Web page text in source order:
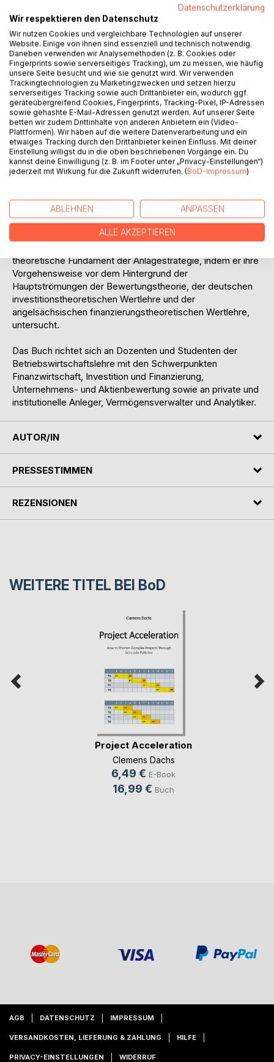
BESCHREIBUNG
Um ihre Anlageziele bestmöglich zu erreichen, wird sowohl
institutionellen als auch privaten Investoren daran gelegen
sein, dass sich ihre Anlageentscheidungen auf ein
widerspruchsfreies und betriebswirtschaftlich schlüssiges
theoretisches Fundament stützen. Vor diesem Hintergrund
erstaunt es, dass selbst etablierte Anlagestrategien bislang
kaum einer bewertungstheoretischen Prüfung unterzogen
worden sind. Christoph Venitz nimmt eine solche Prüfung
empirische Forschung in diesem Bereich und zeigt im
Anschluss die gravierenden Defizite der
Forschungsmethodik im Allgemeinen und der einschlägigen
theoretische Fundament der Anlagestrategie, indem er ihre
Vorgehensweise vor dem Hintergrund der
Hauptströmungen der Bewertungstheorie, der deutschen
investitionstheoretischen Wertlehre und der
angelsächsischen finanzierungstheoretischen Wertlehre,
untersucht.
Das Buch richtet sich an Dozenten und Studenten der
Betriebswirtschaftslehre mit den Schwerpunkten
Finanzwirtschaft, Investition und Finanzierung,
Unternehmens- und Aktienbewertung sowie an private und
institutionelle Anleger, Vermögensverwalter und Analytiker.
AUTOR/IN
PRESSESTIMMEN
REZENSIONEN
WEITERE TITEL BEI BoD
Project Acceleration
Clemens Dachs
6,49 € E-Book
16,99 € Buch
AGB DATENSCHUTZ IMPRESSUM
VERSANDKOSTEN, LIEFERUNG & ZAHLUNG HILFE
PRIVACY-EINSTELLUNGEN WIDERRUF
Datenschutzerklärung
Wir respektieren den Datenschutz
Wir nutzen Cookies und vergleichbare Technologien auf unserer
Website. Einige von ihnen sind essenziell und technisch notwendig.
Daneben verwenden wir Analysemethoden (z. B. Cookies oder
Fingerprints sowie serverseitiges Tracking), um zu messen, wie häufig
unsere Seite besucht und wie sie genutzt wird. Wir verwenden
Trackingtechnologien zu Marketingzwecken und setzen hierzu
serverseitiges Tracking sowie auch Drittanbieter ein, wodurch ggf.
geräteübergreifend Cookies, Fingerprints, Tracking-Pixel, IP-Adressen
sowie gehashte E-Mail-Adressen genutzt werden. Auf unserer Seite
betten wir zudem Drittinhalte von anderen Anbietern ein (Video-
Plattformen). Wir haben auf die weitere Datenverarbeitung und ein
etwaiges Tracking durch den Drittanbieter keinen Einfluss. Mit deiner
Einstellung willigst du in die oben beschriebenen Vorgänge ein. Du
kannst deine Einwilligung (z. B. im Footer unter „Privacy-Einstellungen“)
jederzeit mit Wirkung für die Zukunft widerrufen. (BoD-Impressum)
ABLEHNEN ANPASSEN
ALLE AKZEPTIEREN